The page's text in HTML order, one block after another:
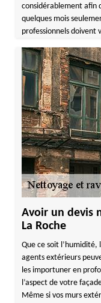
considérablement afin
quelques mois
professionnels doivent
Avoir un devis
La Roche
Que ce soit l’humidité,
agents extérieurs
les importuner en
l’aspect de votre
Même si vos murs